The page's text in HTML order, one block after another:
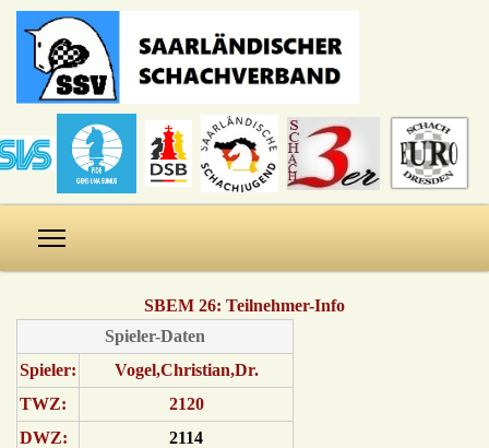
SBEM 26: Teilnehmer-Info
Spieler-Daten
Spieler:
Vogel,Christian,Dr.
TWZ:
2120
DWZ:
2114